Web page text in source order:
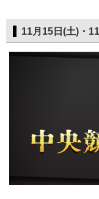
11月15日(土)・